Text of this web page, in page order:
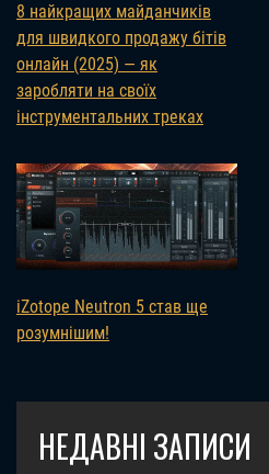
8 найкращих майданчиків
для швидкого продажу бітів
онлайн (2025) — як
заробляти на своїх
інструментальних треках
iZotope Neutron 5 став ще
розумнішим!
НЕДАВНІ ЗАПИСИ